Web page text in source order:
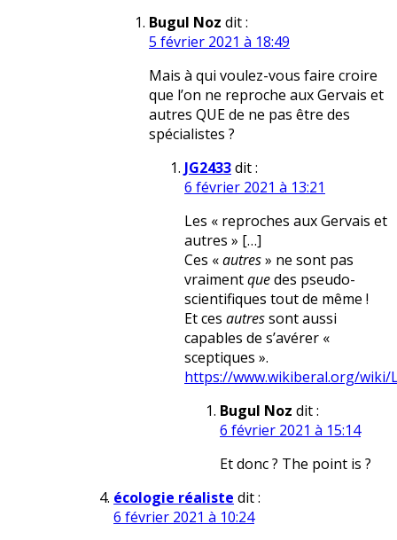
Bugul Noz dit :
5 février 2021 à 18:49
Mais à qui voulez-vous faire croire
que l’on ne reproche aux Gervais et
autres QUE de ne pas être des
spécialistes ?
JG2433dit :
6 février 2021 à 13:21
Les « reproches aux Gervais et
autres » […]
Ces «autres» ne sont pas
vraimentquedes pseudo-
scientifiques tout de même !
Et ces autressont aussi
capables de s’avérer «
sceptiques ».
https://www.wikiberal.org/wiki/
Bugul Noz dit :
6 février 2021 à 15:14
Et donc ? The point is ?
écologie réaliste dit :
6 février 2021 à 10:24